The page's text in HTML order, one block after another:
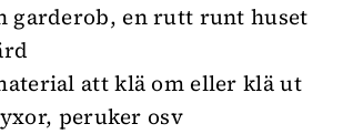
garderob, en rutt runt huset
att klä om eller klä ut
peruker osv